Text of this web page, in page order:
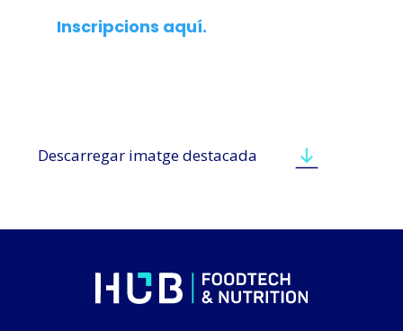
Inscripcions aquí.
Descarregar imatge destacada